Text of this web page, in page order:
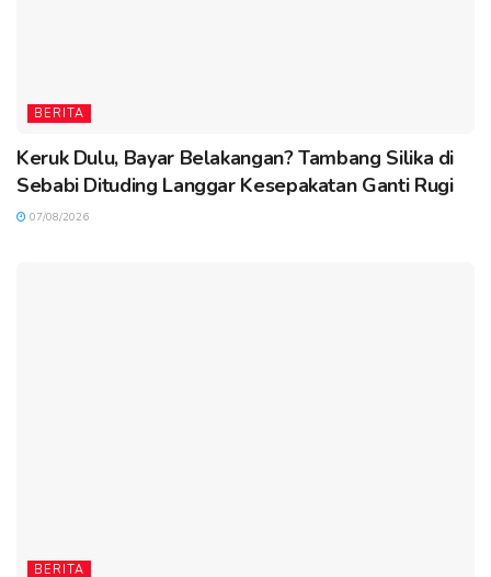
BERITA
Keruk Dulu, Bayar Belakangan? Tambang Silika di
Sebabi Dituding Langgar Kesepakatan Ganti Rugi
07/08/2026
BERITA